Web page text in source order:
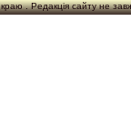
. Редакція сайту не